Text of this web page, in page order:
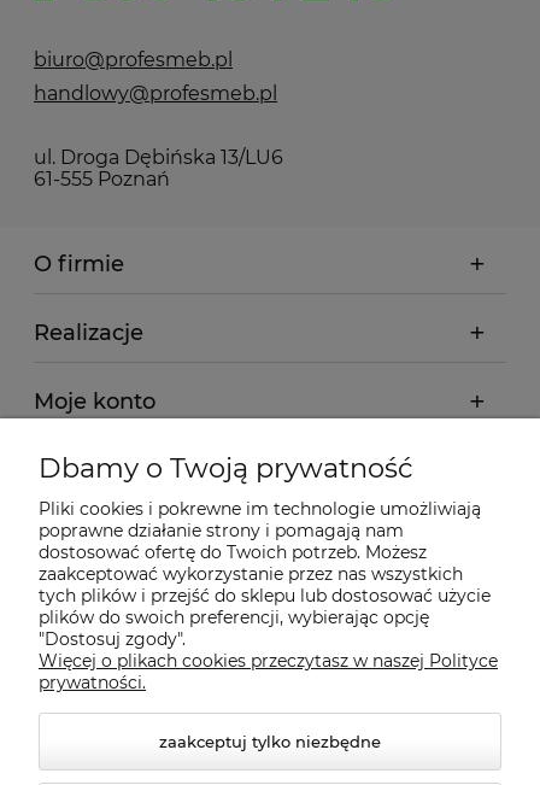
biuro@profesmeb.pl
handlowy@profesmeb.pl
ul. Droga Dębińska 13/LU6
61-555 Poznań
O firmie
Realizacje
Moje konto
Regulamin
Dostawa - realizacja
Gwarancja i zwroty
Pomoc
Dbamy o Twoją prywatność
Pliki cookies i pokrewne im technologie umożliwiają
poprawne działanie strony i pomagają nam
dostosować ofertę do Twoich potrzeb. Możesz
zaakceptować wykorzystanie przez nas wszystkich
tych plików i przejść do sklepu lub dostosować użycie
plików do swoich preferencji, wybierając opcję
"Dostosuj zgody".
Więcej o plikach cookies przeczytasz w naszej Polityce
prywatności.
zaakceptuj tylko niezbędne